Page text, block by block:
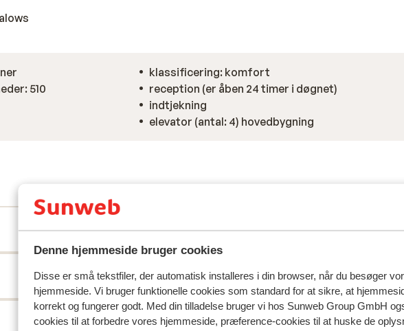
Denne hjemmeside bruger cookies
Disse er små tekstfiler, der automatisk installeres i din browser, når du besøger
hjemmeside. Vi bruger funktionelle cookies som standard for at sikre, at
korrekt og fungerer godt. Med din tilladelse bruger vi hos Sunweb Group GmbH
cookies til at forbedre vores hjemmeside, præference-cookies til at huske de
510
klassificering: komfort
reception (er åben 24 timer i døgnet)
indtjekning
elevator (antal: 4) hovedbygning